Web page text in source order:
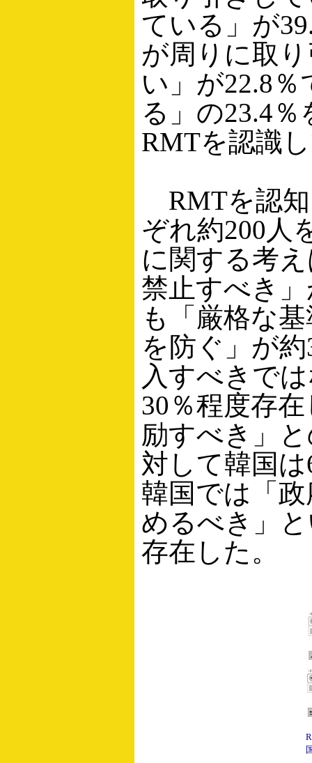
ている」が
が周りに取
い」が22.8
る」の23.4
RMTを認識
RMTを認
ぞれ約200人
に関する考
禁止すべき
も「厳格な
を防ぐ」が
入すべきで
30％程度存
励すべき」
対して韓国
韓国では「
めるべき」
存在した。